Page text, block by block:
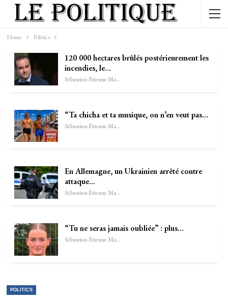
Home Politics
120 000 hectares brûlés postérieurement les
incendies, le…
Sébastien-Étienne Marechal
“Ta chicha et ta musique, on n’en veut pas…
Sébastien-Étienne Marechal
En Allemagne, un Ukrainien arrêté contre
attaque…
Sébastien-Étienne Marechal
“Tu ne seras jamais oubliée” : plus…
Sébastien-Étienne Marechal
POLITICS